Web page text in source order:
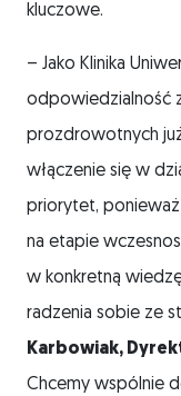
kluczowe.
– Jako Klinika
odpowiedzialność
prozdrowotnych
włączenie się w
priorytet,
na etapie
w konkretną
radzenia sobie ze
Karbowiak,
Chcemy wspólnie